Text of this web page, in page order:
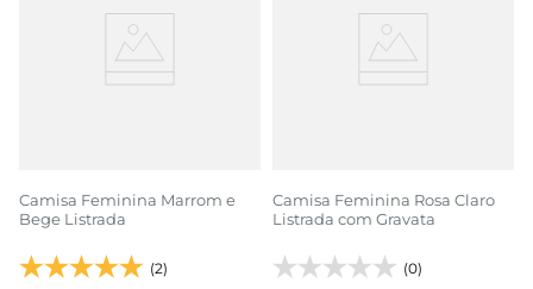
Camisa Feminina Marrom e
Bege Listrada
(2)
Camisa Feminina Rosa Claro
Listrada com Gravata
(0)